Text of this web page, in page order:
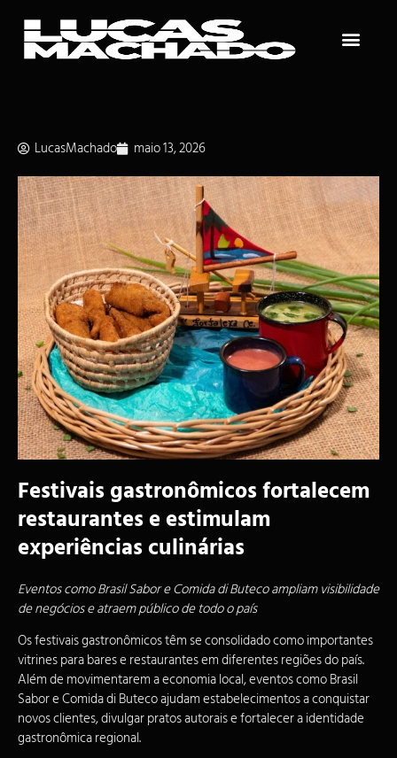
LucasMachado maio 13, 2026
Festivais gastronômicos fortalecem
restaurantes e estimulam
experiências culinárias
Eventos como Brasil Sabor e Comida di Buteco ampliam visibilidade
de negócios e atraem público de todo o país
Os festivais gastronômicos têm se consolidado como importantes
vitrines para bares e restaurantes em diferentes regiões do país.
Além de movimentarem a economia local, eventos como Brasil
Sabor e Comida di Buteco ajudam estabelecimentos a conquistar
novos clientes, divulgar pratos autorais e fortalecer a identidade
gastronômica regional.